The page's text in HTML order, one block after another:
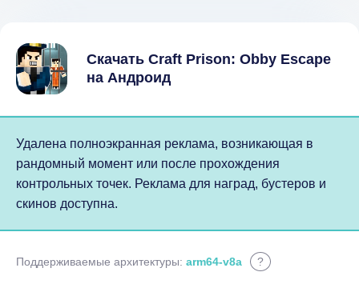
Скачать Craft Prison: Obby Escape
на Андроид
Удалена полноэкранная реклама, возникающая в
рандомный момент или после прохождения
контрольных точек. Реклама для наград, бустеров и
скинов доступна.
Поддерживаемые архитектуры: arm64-v8a ?